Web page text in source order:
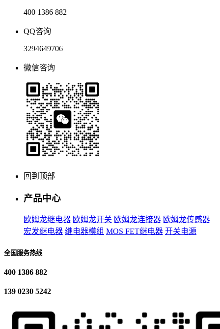
400 1386 882
QQ咨询
3294649706
微信咨询
回到顶部
产品中心
欧姆龙继电器 欧姆龙开关 欧姆龙连接器 欧姆龙传感器
宏发继电器 继电器模组 MOS FET继电器 开关电源
全国服务热线
400 1386 882
139 0230 5242